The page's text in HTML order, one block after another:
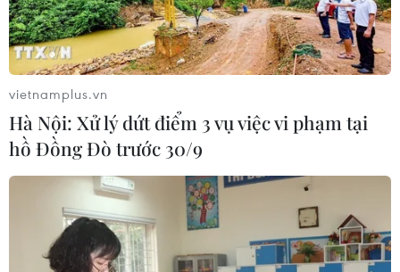
Tạo khung pháp lý cho hoạt động đầu tư
phát triển KCN, khu kinh tế
vietnamplus.vn
Hà Nội: Xử lý dứt điểm 3 vụ việc vi phạm tại
hồ Đồng Đò trước 30/9